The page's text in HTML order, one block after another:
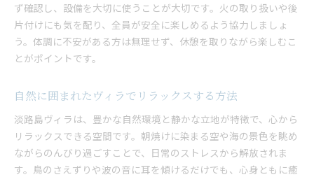
ず確認し、設備を大切に使うことが大切です。火の取り扱いや後
片付けにも気を配り、全員が安全に楽しめるよう協力しましょ
う。体調に不安がある方は無理せず、休憩を取りながら楽しむこ
とがポイントです。
自然に囲まれたヴィラでリラックスする方法
淡路島ヴィラは、豊かな自然環境と静かな立地が特徴で、心から
リラックスできる空間です。朝焼けに染まる空や海の景色を眺め
ながらのんびり過ごすことで、日常のストレスから解放されま
す。鳥のさえずりや波の音に耳を傾けるだけでも、心身ともに癒